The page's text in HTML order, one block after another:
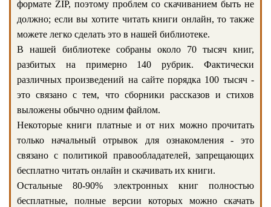
формате ZIP, поэтому проблем со скачиванием быть не
должно; если вы хотите читать книги онлайн, то также
можете легко сделать это в нашей библиотеке.
В нашей библиотеке собраны около 70 тысяч книг,
разбитых на примерно 140 рубрик. Фактически
различных произведений на сайте порядка 100 тысяч -
это связано с тем, что сборники рассказов и стихов
выложены обычно одним файлом.
Некоторые книги платные и от них можно прочитать
только начальный отрывок для ознакомления - это
связано с политикой правообладателей, запрещающих
бесплатно читать онлайн и скачивать их книги.
Остальные 80-90% электронных книг полностью
бесплатные, полные версии которых можно скачать